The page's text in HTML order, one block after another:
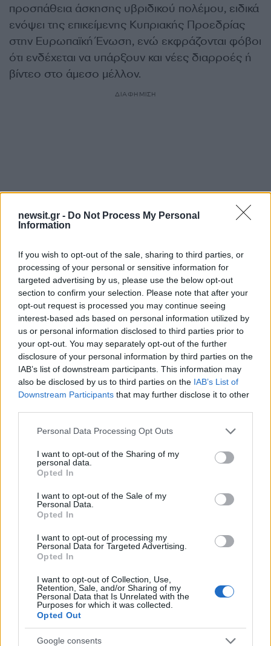
newsit.gr - Do Not Process My Personal
Information
If you wish to opt-out of the sale, sharing to third parties, or
processing of your personal or sensitive information for
targeted advertising by us, please use the below opt-out
section to confirm your selection. Please note that after your
opt-out request is processed you may continue seeing
interest-based ads based on personal information utilized by
us or personal information disclosed to third parties prior to
your opt-out. You may separately opt-out of the further
disclosure of your personal information by third parties on the
IAB’s list of downstream participants. This information may
also be disclosed by us to third parties on the IAB’s List of
Downstream Participants that may further disclose it to other
Please note that this website/app uses one or more Google
not limited to your visit or usage behaviour. You may click to
grant or deny consent to Google and its third-party tags to
use your data for below specified purposes in below Google
consent section.
Personal Data Processing Opt Outs
I want to opt-out of the Sharing of my
personal data.
Opted In
I want to opt-out of the Sale of my
Personal Data.
Opted In
I want to opt-out of processing my
Personal Data for Targeted Advertising.
Opted In
I want to opt-out of Collection, Use,
Retention, Sale, and/or Sharing of my
Personal Data that Is Unrelated with the
Purposes for which it was collected.
Opted Out
Google consents
προσπάθεια άσκησης υβριδικού πολέμου, ειδικά
ενόψει της επικείμενης Κυπριακής Προεδρίας
στην Ευρωπαϊκή Ένωση, ενώ εκφράζονται φόβοι
ότι ενδέχεται να υπάρξουν και νέες διαρροές ή
βίντεο στο άμεσο μέλλον.
ΔΙΑΦΗΜΙΣΗ
Σχόλια
Σχολίασε εδώ
50 /50
Αν τα χάσατε
Δεν ήταν μόνο η ταχύτητα
στις Σέρρες με νεκρούς
απέσπασε την προσοχή
του οδηγού» λέει
πραγματογνώμονας
Μυστράς: Αλλαγή
55χρονου που έκρυψε
καταψύκτη – Η
στους γονείς και η